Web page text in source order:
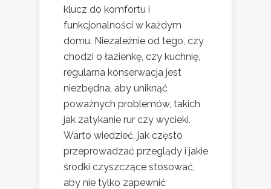
klucz do komfortu i
funkcjonalności w każdym
domu. Niezależnie od tego, czy
chodzi o łazienkę, czy kuchnię,
regularna konserwacja jest
niezbędna, aby uniknąć
poważnych problemów, takich
jak zatykanie rur czy wycieki.
Warto wiedzieć, jak często
przeprowadzać przeglądy i jakie
środki czyszczące stosować,
aby nie tylko zapewnić